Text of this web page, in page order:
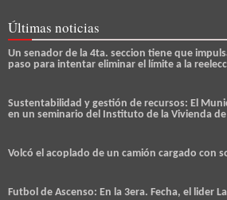
Últimas noticias
Un senador de la 4ta. seccion tiene que
paso para intentar eliminar el límite a la
Sustentabilidad y gestión de recursos: El
en un seminario del Instituto de la Vivienda de
Volcó el acoplado de un camión cargado con
Futbol de Ascenso: En la 3era. Fecha, el lider